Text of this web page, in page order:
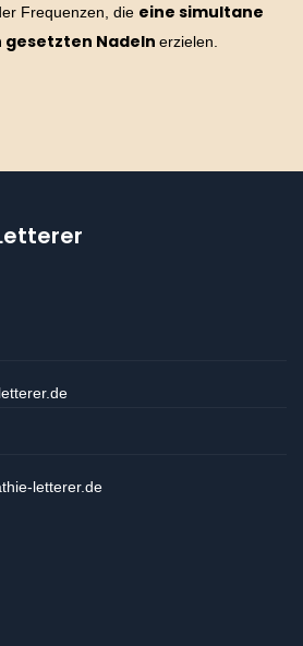
Frequenzen, die eine simultane
gesetzten Nadeln erzielen.
letterer.de